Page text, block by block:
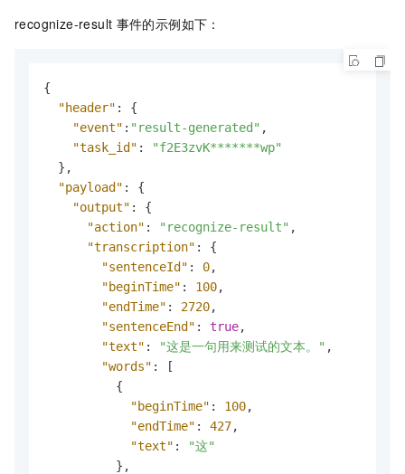
recognize-result 事件的示例如下：
{
"header" :
{
"event" : "result-generated" ,
"task_id" :
"f2E3zvK*******wp"
} ,
"payload" :
{
"output" :
{
"action" : "recognize-result" ,
"transcription" :
{
"sentenceId" : 0,
"beginTime" : 100,
"endTime" : 2720,
"sentenceEnd" : true,
"text" : "这是一句用来测试的文本。" ,
"words" :
[
{
"beginTime" : 100,
"endTime" : 427,
"text" :
"这"
} ,